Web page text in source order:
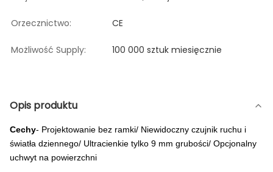
Orzecznictwo: CE
Możliwość Supply: 100 000 sztuk miesięcznie
Opis produktu
Cechy- Projektowanie bez ramki/ Niewidoczny czujnik ruchu i
światła dziennego/ Ultracienkie tylko 9 mm grubości/ Opcjonalny
uchwyt na powierzchni